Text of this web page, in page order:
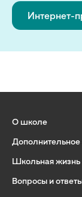
Интернет-
О школе
Школьная жизнь
Вопросы и